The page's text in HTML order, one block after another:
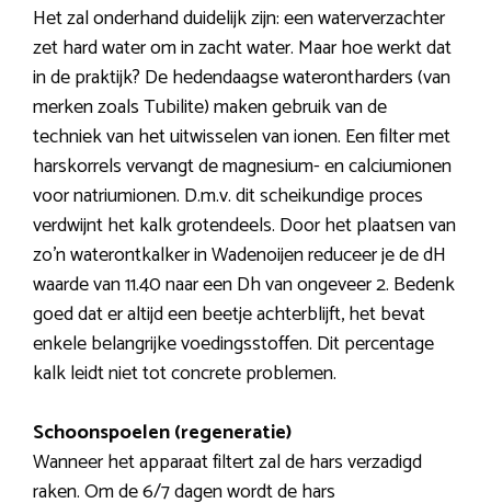
Het zal onderhand duidelijk zijn: een waterverzachter
zet hard water om in zacht water. Maar hoe werkt dat
in de praktijk? De hedendaagse waterontharders (van
merken zoals Tubilite) maken gebruik van de
techniek van het uitwisselen van ionen. Een filter met
harskorrels vervangt de magnesium- en calciumionen
voor natriumionen. D.m.v. dit scheikundige proces
verdwijnt het kalk grotendeels. Door het plaatsen van
zo’n waterontkalker in Wadenoijen reduceer je de dH
waarde van 11.40 naar een Dh van ongeveer 2. Bedenk
goed dat er altijd een beetje achterblijft, het bevat
enkele belangrijke voedingsstoffen. Dit percentage
kalk leidt niet tot concrete problemen.
Schoonspoelen (regeneratie)
Wanneer het apparaat filtert zal de hars verzadigd
raken. Om de 6/7 dagen wordt de hars